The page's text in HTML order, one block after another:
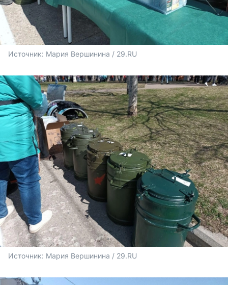
Источник: Мария Вершинина / 29.RU
Источник: Мария Вершинина / 29.RU